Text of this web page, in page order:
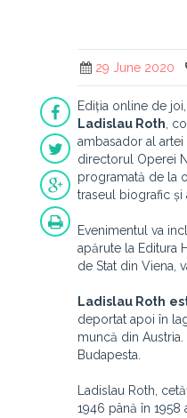
29 June 2020
Ediția online de
Ladislau Roth ,
ambasador al
directorul Operei
programată de la
traseul biografic și
Evenimentul va
apărute la Editura
de Stat din Viena,
Ladislau Roth
deportat apoi în
muncă din
Budapesta.
Ladislau Roth,
1946 până în 1958